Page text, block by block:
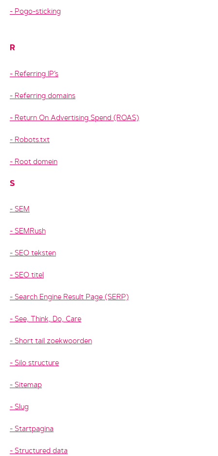
Pogo-sticking
R
Referring IP’s
Referring domains
Return On Advertising Spend (ROAS)
Robots.txt
Root domein
S
SEM
SEMRush
SEO teksten
SEO titel
Search Engine Result Page (SERP)
See, Think, Do, Care
Short tail zoekwoorden
Silo structure
Sitemap
Slug
Startpagina
Structured data